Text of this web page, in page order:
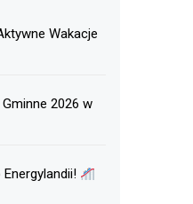
Wakacje
2026 w